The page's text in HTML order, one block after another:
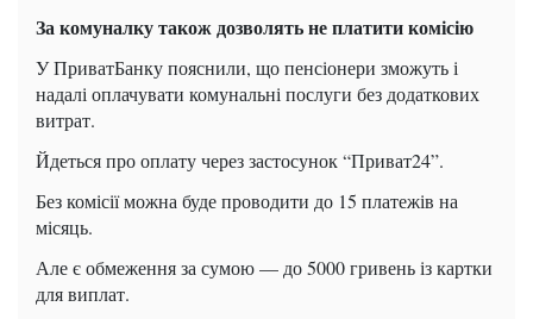
За комуналку також дозволять не платити комісію
У ПриватБанку пояснили, що пенсіонери зможуть і
надалі оплачувати комунальні послуги без додаткових
витрат.
Йдеться про оплату через застосунок “Приват24”.
Без комісії можна буде проводити до 15 платежів на
місяць.
Але є обмеження за сумою — до 5000 гривень із картки
для виплат.